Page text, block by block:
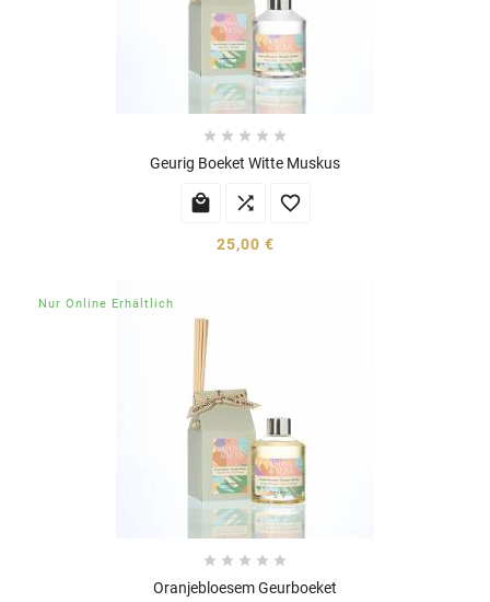
    
Geurig Boeket Witte Muskus
  
25,00 €
Nur Online Erhältlich
    
Oranjebloesem Geurboeket